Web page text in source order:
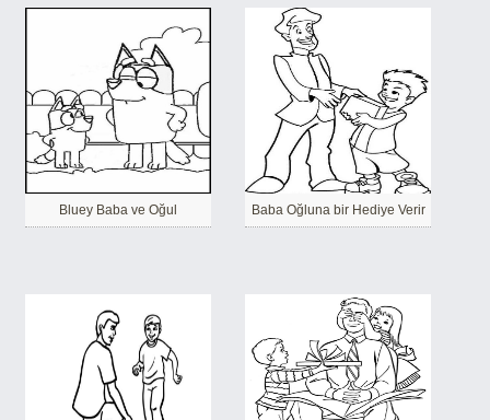
Bluey Baba ve Oğul Baba Oğluna bir Hediye Verir